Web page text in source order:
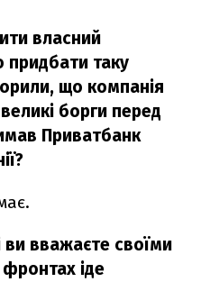
власний
придбати таку
що компанія
борги перед
Приватбанк
ви вважаєте своїми
іде